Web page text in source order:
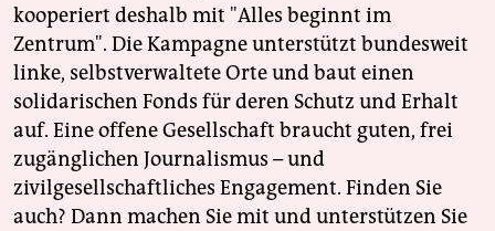
kooperiert deshalb mit "Alles beginnt im
Zentrum". Die Kampagne unterstützt bundesweit
linke, selbstverwaltete Orte und baut einen
solidarischen Fonds für deren Schutz und Erhalt
auf. Eine offene Gesellschaft braucht guten, frei
zugänglichen Journalismus – und
zivilgesellschaftliches Engagement. Finden Sie
auch? Dann machen Sie mit und unterstützen Sie